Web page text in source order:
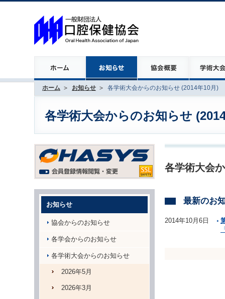
ホーム お知らせ 各学術大会からのお知らせ (2014年10月)
各学術大会からのお知らせ
各学術大会
最新のお
2014年10月6日
お知らせ
協会からのお知らせ
各学会からのお知らせ
各学術大会からのお知らせ
2026年5月
2026年3月